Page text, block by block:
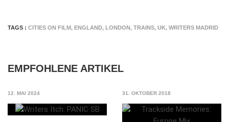
TAGS : CITIES ON FILM, ENGLAND, LONDON, TRAINS, UK, WRITERS MADRID
EMPFOHLENE ARTIKEL
12. MAI 2024 31. OKTOBER 2018